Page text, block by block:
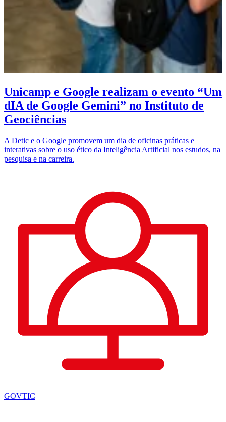
Unicamp e Google realizam o evento “Um
dIA de Google Gemini” no Instituto de
Geociências
A Detic e o Google promovem um dia de oficinas práticas e
interativas sobre o uso ético da Inteligência Artificial nos estudos, na
pesquisa e na carreira.
GOVTIC